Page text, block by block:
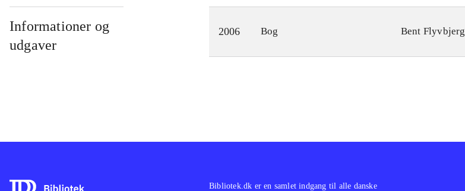
Informationer og
udgaver
2006 Bog Bent Flyvbjerg
Bibliotek.dk er en samlet indgang til alle danske